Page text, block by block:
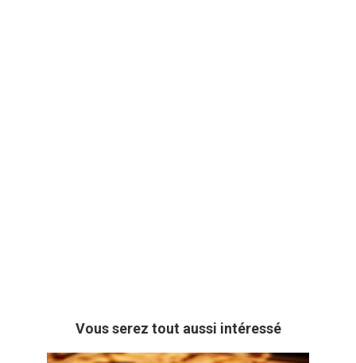
Vous serez tout aussi intéressé